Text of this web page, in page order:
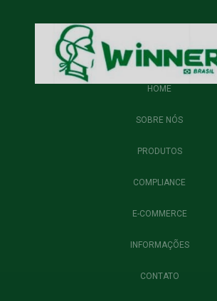
HOME
SOBRE NÓS
PRODUTOS
COMPLIANCE
E-COMMERCE
INFORMAÇÕES
CONTATO